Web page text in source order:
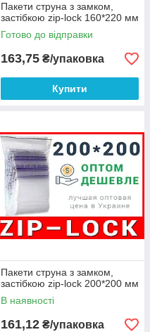
Пакети струна з замком,
застібкою zip-lock 160*220 мм
Готово до відправки
163,75 ₴/упаковка
Купити
Пакети струна з замком,
застібкою zip-lock 200*200 мм
В наявності
161,12 ₴/упаковка